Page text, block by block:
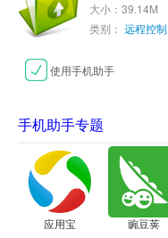
大小：39.14M
类别： 远程控制
使用手机助手
手机助手专题
应用宝 豌豆荚